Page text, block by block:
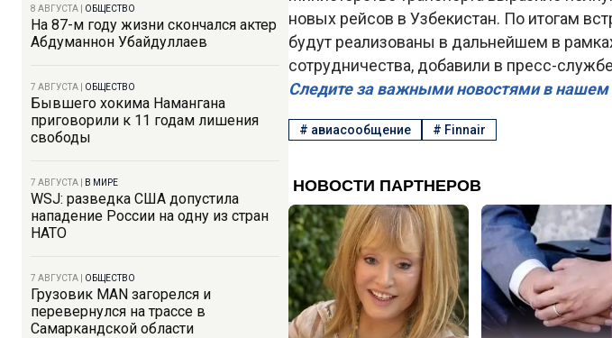
8 АВГУСТА ОБЩЕСТВО
На 87-м году жизни скончался актер
Абдуманнон Убайдуллаев
7 АВГУСТА ОБЩЕСТВО
Бывшего хокима Намангана
приговорили к 11 годам лишения
свободы
7 АВГУСТА В МИРЕ
WSJ: разведка США допустила
нападение России на одну из стран
НАТО
7 АВГУСТА ОБЩЕСТВО
Грузовик MAN загорелся и
перевернулся на трассе в
Самаркандской области
новых рейсов в Узбекистан. По итогам
будут реализованы в дальнейшем в
сотрудничества, добавили в пресс-
Следите за важными новостями в нашем
# авиасообщение # Finnair